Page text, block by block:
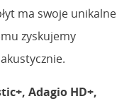
ma swoje unikalne
zyskujemy
Adagio HD+,